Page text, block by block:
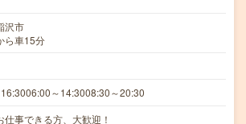
沢市
ら車15分
～14:3008:30～20:30
仕事できる方、大歓迎！